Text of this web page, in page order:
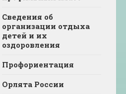
Сведения об
организации отдыха
детей и их
оздоровления
Профориентация
Орлята России